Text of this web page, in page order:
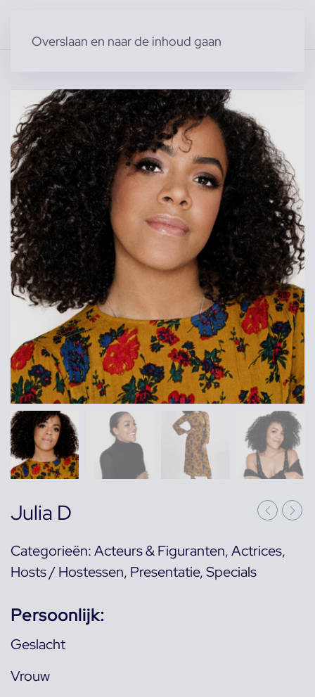
Overslaan en naar de inhoud gaan
Julia D
Categorieën:Acteurs & Figuranten,Actrices,
Hosts / Hostessen, Presentatie,Specials
Persoonlijk:
Geslacht
Vrouw